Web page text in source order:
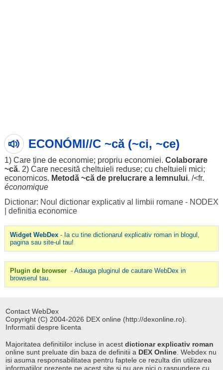
ECONÓMI//C ~că (~ci, ~ce)
1) Care ține de economie; propriu economiei. Colaborare
~că. 2) Care necesită cheltuieli reduse; cu cheltuieli mici;
economicos. Metodă~că de prelucrarea lemnului. /<fr.
économique
Dictionar: Noul dictionar explicativ al limbii romane - NODEX
definitia economice
Widget WebDex- Ia cu tine dictionarul explicativ roman in blogul,
pagina sau site-ul tau!
Plugin de browser - Adauga pluginul de cautare WebDex in
browserul tau.
Contact WebDex
Copyright (C) 2004-2026 DEX online (http://dexonline.ro).
Informatii despre licenta
Majoritatea definitiilor incluse in acestdictionar explicativ roman
online sunt preluate din baza de definitii a DEX Online . Webdex nu
isi asuma responsabilitatea pentru faptele ce rezulta din utilizarea
informatiilor prezente pe acest site si nu are nici o raspundere cu